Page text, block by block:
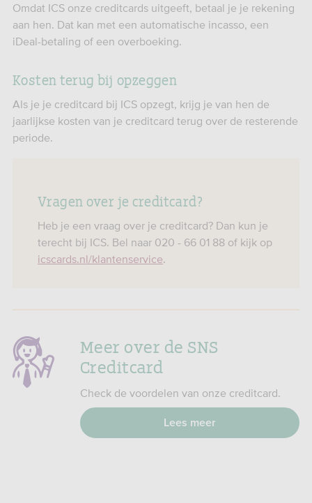
Omdat ICS onze creditcards uitgeeft, betaal je je rekening
aan hen. Dat kan met een automatische incasso, een
iDeal-betaling of een overboeking.
Kosten terug bij opzeggen
Als je je creditcard bij ICS opzegt, krijg je van hen de
jaarlijkse kosten van je creditcard terug over de resterende
periode.
Vragen over je creditcard?
Heb je een vraag over je creditcard? Dan kun je
terecht bij ICS. Bel naar 020 - 66 01 88 of kijk op
icscards.nl/klantenservice.
Meer over de SNS
Creditcard
Check de voordelen van onze creditcard.
Lees meer